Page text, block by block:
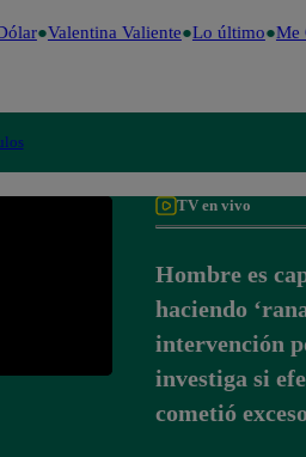
Valentina Valiente Lo último Me
TV en vivo
Hombre es
haciendo
intervención
investiga si
cometió